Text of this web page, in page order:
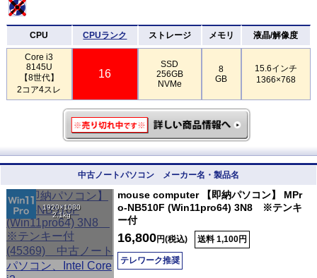
CPU CPUランク ストレージ メモリ 液晶/解像度
Core i3
8145U
【8世代】
2コア4スレ
16
SSD
256GB
NVMe
8
GB
15.6インチ
1366×768
中古ノートパソコン メーカー名・製品名
1920×1080
2.1kg
mouse computer 【即納パソコン】 MPr
o-NB510F (Win11pro64) 3N8 ※テンキ
ー付
16,800円(税込) 送料 1,100円
テレワーク推奨